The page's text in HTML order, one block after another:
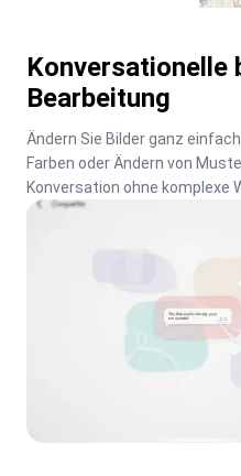
Konversationelle
Bearbeitung
Ändern Sie Bilder ganz
Farben oder Ändern von
Konversation ohne komplexe